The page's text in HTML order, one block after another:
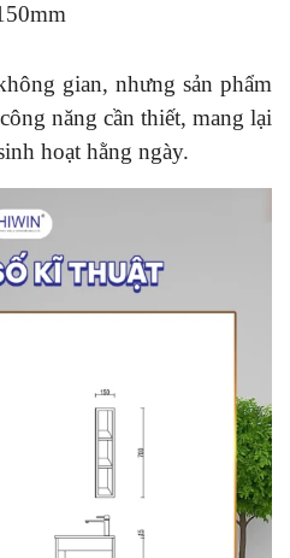
gian, nhưng sản phẩm
năng cần thiết, mang lại
hoạt hằng ngày.